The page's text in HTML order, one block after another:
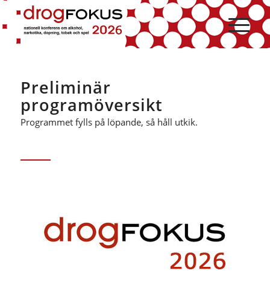
Hoppa
till
innehåll
Hoppa
till
navigering
Preliminär
programöversikt
Programmet fylls på löpande, så håll utkik.